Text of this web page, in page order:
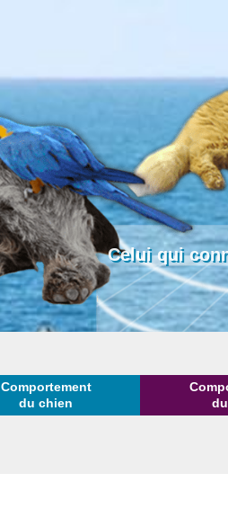
Celui qui
Comportement
du chien